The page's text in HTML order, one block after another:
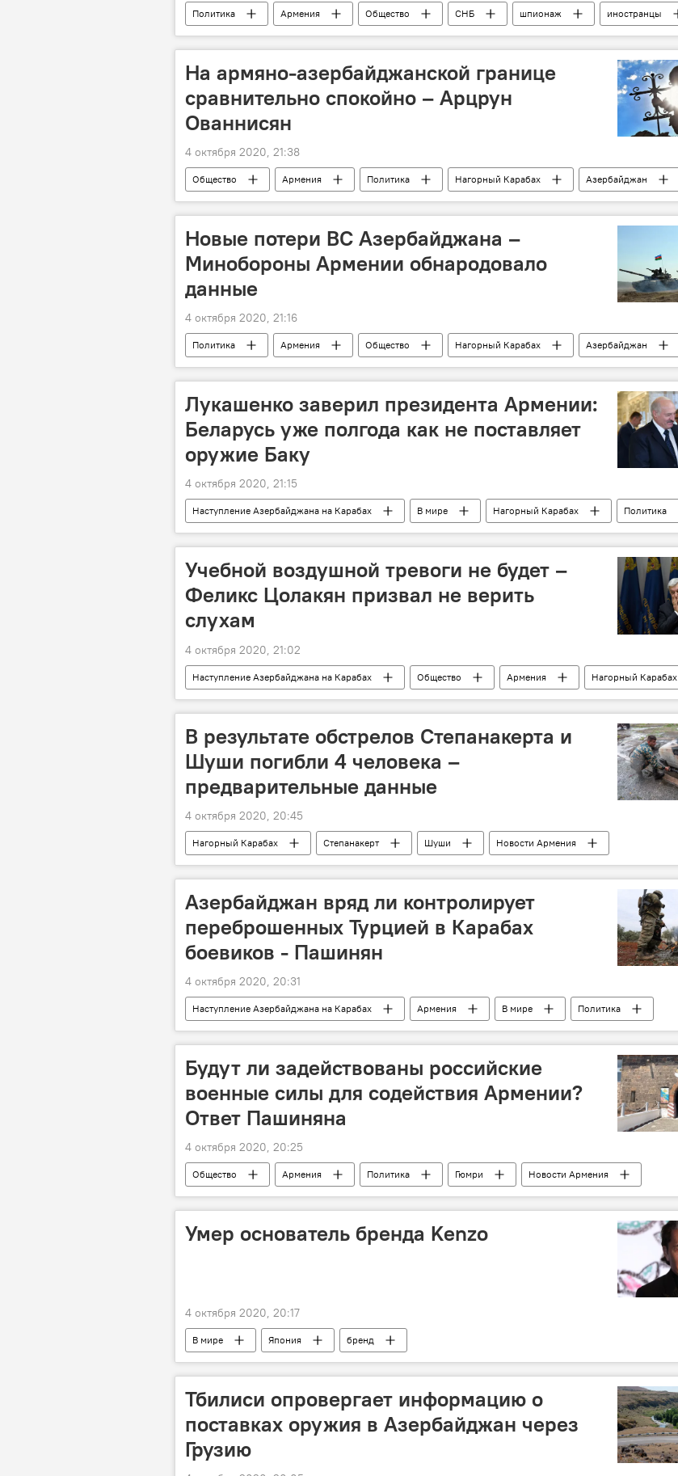
Политика Армения Общество СНБ шпионаж иностранцы
На армяно-азербайджанской границе
сравнительно спокойно – Арцрун
Ованнисян
4 октября 2020, 21:38
Общество Армения Политика Нагорный Карабах Азербайджан
Новые потери ВС Азербайджана –
Минобороны Армении обнародовало
данные
4 октября 2020, 21:16
Политика Армения Общество Нагорный Карабах
Азербайджан
Минобороны
Наступление Азербайджана на Карабах
Новости Армения
Лукашенко заверил президента Армении:
Беларусь уже полгода как не поставляет
оружие Баку
4 октября 2020, 21:15
Наступление Азербайджана на Карабах В мире Нагорный Карабах
Политика
Армения
Армен Саркисян Беларусь
Азербайджан
Учебной воздушной тревоги не будет –
Феликс Цолакян призвал не верить
слухам
4 октября 2020, 21:02
Наступление Азербайджана на Карабах Общество Армения
Нагорный Карабах
МЧС
Феликс Цолакян тревога
В результате обстрелов Степанакерта и
Шуши погибли 4 человека –
предварительные данные
4 октября 2020, 20:45
Нагорный Карабах Степанакерт Шуши
Новости Армения
Наступление Азербайджана на Карабах
обстрел
Азербайджан вряд ли контролирует
переброшенных Турцией в Карабах
боевиков - Пашинян
4 октября 2020, 20:31
Наступление Азербайджана на Карабах Армения В мире
Политика
Нагорный Карабах
Пашинян Никол Азербайджан боевики наемник
Будут ли задействованы российские
военные силы для содействия Армении?
Ответ Пашиняна
4 октября 2020, 20:25
Общество Армения Политика Гюмри
Новости Армения
Наступление Азербайджана на Карабах
Договор Премьер
Умер основатель бренда Kenzo
4 октября 2020, 20:17
В мире Япония бренд
Тбилиси опровергает информацию о
поставках оружия в Азербайджан через
Грузию